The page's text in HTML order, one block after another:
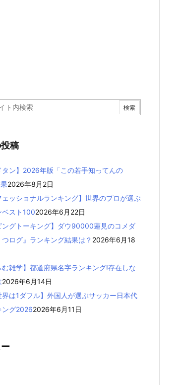
稿
タン】2026年版「この若手知ってんの
2026年8月2日
ェッショナルランキング】世界のプロが選ぶ
ベスト1002026年6月22日
ングトーキング】ダウ90000蓮見のコメダ
ログ』ランキング結果は？ 2026年6月18
む雑学】都道府県名字ランキング!存在しな
2026年6月14日
界は1ダフル】外国人が選ぶサッカー日本代
ング20262026年6月11日